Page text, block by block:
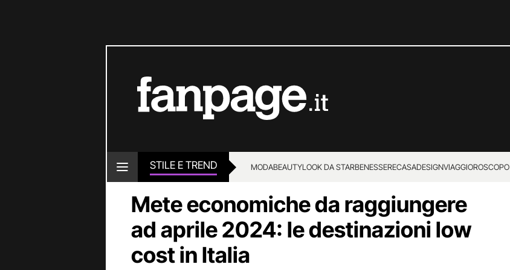
STILE E TREND MODABEAUTYLOOK DA STARBENESSERECASADESIGNVIAGGIOROSCOPO
Mete economiche da raggiungere
ad aprile 2024: le destinazioni low
cost in Italia